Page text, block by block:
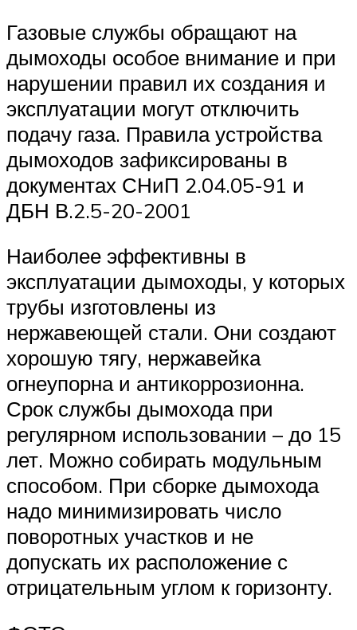
Газовые службы обращают на
дымоходы особое внимание и при
нарушении правил их создания и
эксплуатации могут отключить
подачу газа. Правила устройства
дымоходов зафиксированы в
документах СНиП 2.04.05-91 и
ДБН В.2.5-20-2001
Наиболее эффективны в
эксплуатации дымоходы, у которых
трубы изготовлены из
нержавеющей стали. Они создают
хорошую тягу, нержавейка
огнеупорна и антикоррозионна.
Срок службы дымохода при
регулярном использовании – до 15
лет. Можно собирать модульным
способом. При сборке дымохода
надо минимизировать число
поворотных участков и не
допускать их расположение с
отрицательным углом к горизонту.